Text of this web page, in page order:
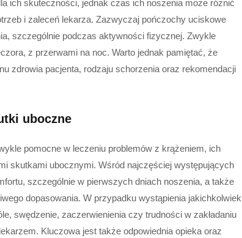
ich skuteczności, jednak czas ich noszenia może różnić
i zaleceń lekarza. Zazwyczaj pończochy uciskowe
szczególnie podczas aktywności fizycznej. Zwykle
z przerwami na noc. Warto jednak pamiętać, że
zdrowia pacjenta, rodzaju schorzenia oraz rekomendacji
uboczne
pomocne w leczeniu problemów z krążeniem, ich
skutkami ubocznymi. Wśród najczęściej występujących
szczególnie w pierwszych dniach noszenia, a także
dopasowania. W przypadku wystąpienia jakichkolwiek
swędzenie, zaczerwienienia czy trudności w zakładaniu
Kluczowa jest także odpowiednia opieka oraz